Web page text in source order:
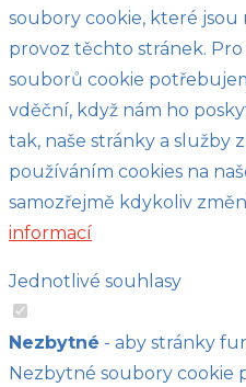
soubory cookie, které
provoz těchto stránek.
souborů cookie
vděční, když nám ho
tak, naše stránky a služby
používáním cookies na
samozřejmě kdykoliv
informací
Jednotlivé souhlasy
Nezbytné - aby stránky
Nezbytné soubory cookie